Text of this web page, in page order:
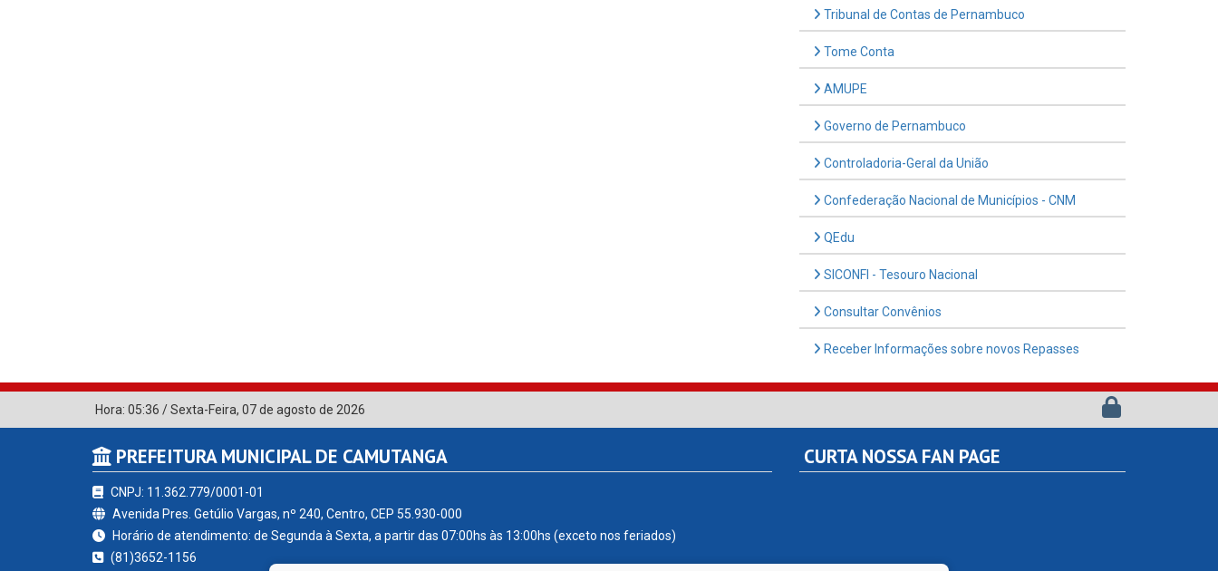
Tribunal de Contas de Pernambuco
Tome Conta
AMUPE
Governo de Pernambuco
Controladoria-Geral da União
Confederação Nacional de Municípios - CNM
QEdu
SICONFI - Tesouro Nacional
Consultar Convênios
Receber Informações sobre novos Repasses
Hora: 05:36 /Sexta-Feira, 07 de agosto de 2026
PREFEITURA MUNICIPAL DE CAMUTANGA
CNPJ: 11.362.779/0001-01
Avenida Pres. Getúlio Vargas, nº 240, Centro, CEP 55.930-000
Horário de atendimento: de Segunda à Sexta, a partir das 07:00hs às 13:00hs (exceto nos feriados)
(81)3652-1156
CURTA NOSSA FAN PAGE